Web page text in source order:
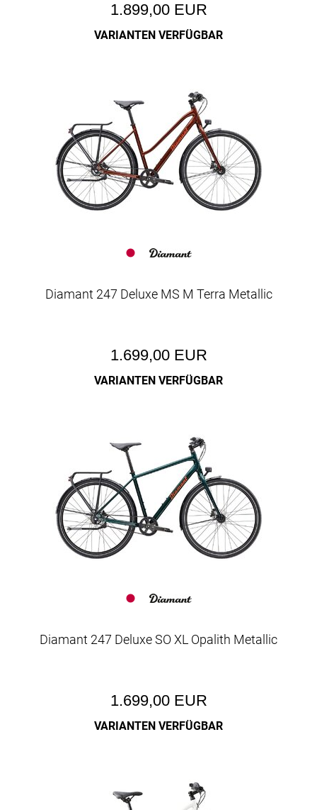
1.899,00 EUR
VARIANTEN VERFÜGBAR
Diamant 247 Deluxe MS M Terra Metallic
1.699,00 EUR
VARIANTEN VERFÜGBAR
Diamant 247 Deluxe SO XL Opalith Metallic
1.699,00 EUR
VARIANTEN VERFÜGBAR